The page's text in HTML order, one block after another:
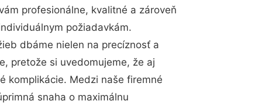
profesionálne, kvalitné a zároveň
požiadavkám.
dbáme nielen na precíznosť a
pretože si uvedomujeme, že aj
komplikácie. Medzi naše firemné
snaha o maximálnu